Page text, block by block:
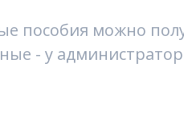
пособия можно
- у